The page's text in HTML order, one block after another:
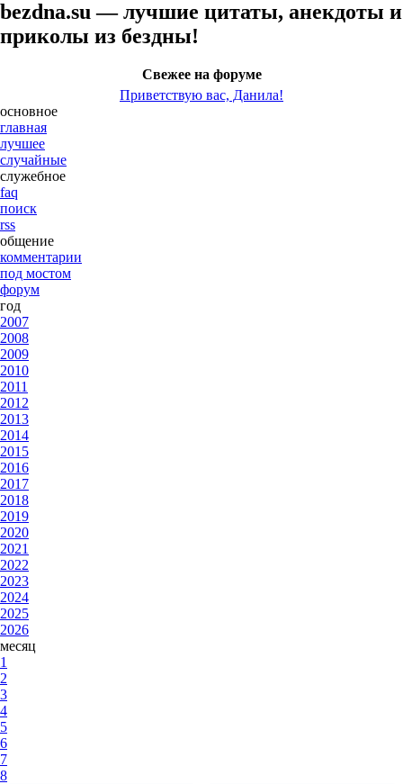
bezdna.su — лучшие цитаты, анекдоты и
приколы из бездны!
Свежее на форуме
Приветствую вас, Данила!
основное
главная
лучшее
случайные
служебное
faq
поиск
rss
общение
комментарии
под мостом
форум
год
2007
2008
2009
2010
2011
2012
2013
2014
2015
2016
2017
2018
2019
2020
2021
2022
2023
2024
2025
2026
месяц
1
2
3
4
5
6
7
8